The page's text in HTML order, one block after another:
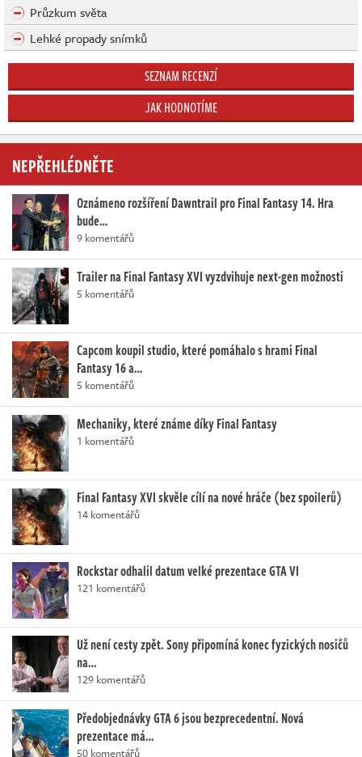
Průzkum světa
Lehké propady snímků
SEZNAM RECENZÍ
JAK HODNOTÍME
NEPŘEHLÉDNĚTE
Oznámeno rozšíření Dawntrail pro Final Fantasy 14. Hra
bude…
9 komentářů
Trailer na Final Fantasy XVI vyzdvihuje next-gen možnosti
5 komentářů
Capcom koupil studio, které pomáhalo s hrami Final
Fantasy 16 a…
5 komentářů
Mechaniky, které známe díky Final Fantasy
1 komentářů
Final Fantasy XVI skvěle cílí na nové hráče (bez spoilerů)
14 komentářů
Rockstar odhalil datum velké prezentace GTA VI
121 komentářů
Už není cesty zpět. Sony připomíná konec fyzických nosičů
na…
129 komentářů
Předobjednávky GTA 6 jsou bezprecedentní. Nová
prezentace má…
50 komentářů